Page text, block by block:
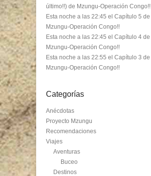
último!!) de Mzungu-Operación Congo!!
Esta noche a las 22:45 el Capítulo 5 de
Mzungu-Operación Congo!!
Esta noche a las 22:45 el Capítulo 4 de
Mzungu-Operación Congo!!
Esta noche a las 22:55 el Capítulo 3 de
Mzungu-Operación Congo!!
Categorías
Anécdotas
Proyecto Mzungu
Recomendaciones
Viajes
Aventuras
Buceo
Destinos